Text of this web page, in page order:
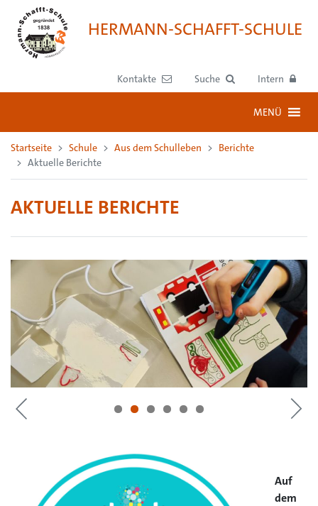
HERMANN-SCHAFFT-SCHULE
Kontakte Suche Intern
MENÜ
Startseite Schule Aus dem Schulleben
Berichte
Aktuelle Berichte
AKTUELLE BERICHTE
Auf
dem